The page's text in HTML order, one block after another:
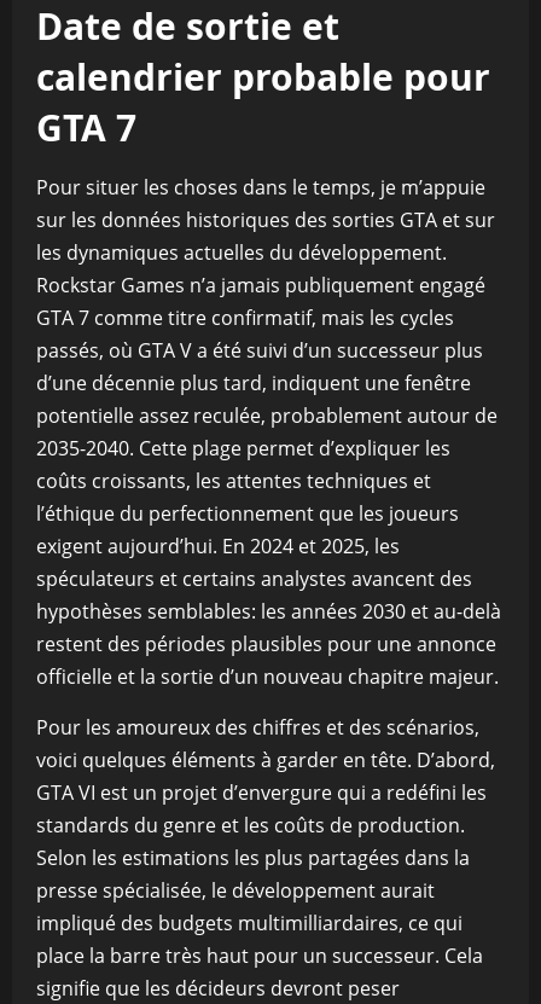
Date de sortie et
calendrier probable pour
GTA 7
Pour situer les choses dans le temps, je m’appuie
sur les données historiques des sorties GTA et sur
les dynamiques actuelles du développement.
Rockstar Games n’a jamais publiquement engagé
GTA 7 comme titre confirmatif, mais les cycles
passés, où GTA V a été suivi d’un successeur plus
d’une décennie plus tard, indiquent une fenêtre
potentielle assez reculée, probablement autour de
2035-2040. Cette plage permet d’expliquer les
coûts croissants, les attentes techniques et
l’éthique du perfectionnement que les joueurs
exigent aujourd’hui. En 2024 et 2025, les
spéculateurs et certains analystes avancent des
hypothèses semblables: les années 2030 et au-delà
restent des périodes plausibles pour une annonce
officielle et la sortie d’un nouveau chapitre majeur.
Pour les amoureux des chiffres et des scénarios,
voici quelques éléments à garder en tête. D’abord,
GTA VI est un projet d’envergure qui a redéfini les
standards du genre et les coûts de production.
Selon les estimations les plus partagées dans la
presse spécialisée, le développement aurait
impliqué des budgets multimilliardaires, ce qui
place la barre très haut pour un successeur. Cela
signifie que les décideurs devront peser